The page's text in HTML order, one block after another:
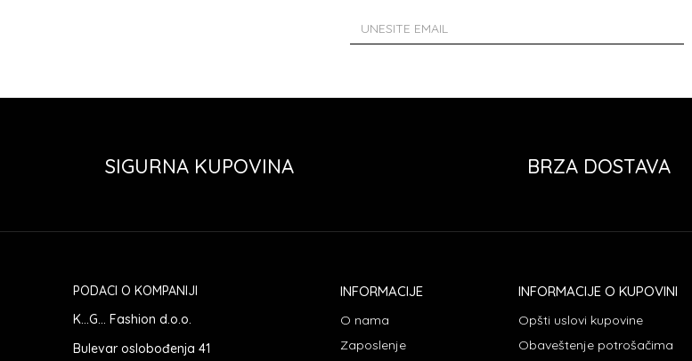
SIGURNA KUPOVINA BRZA DOSTAVA
PODACI O KOMPANIJI
K...G... Fashion d.o.o.
Bulevar oslobođenja 41
INFORMACIJE
O nama
Zaposlenje
INFORMACIJE O KUPOVINI
Opšti uslovi kupovine
Obaveštenje potrošačima